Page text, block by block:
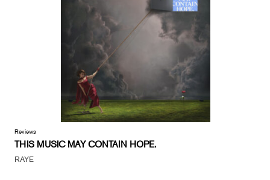
Reviews
THIS MUSIC MAY CONTAIN HOPE.
RAYE